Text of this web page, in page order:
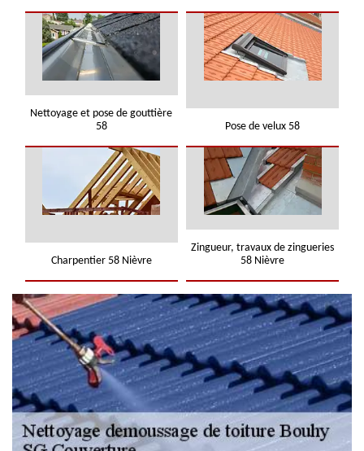
Nettoyage et pose de gouttière
58
Pose de velux 58
Charpentier 58 Nièvre
Zingueur, travaux de zingueries
58 Nièvre